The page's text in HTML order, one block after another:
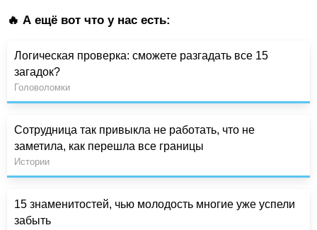
🔥 А ещё вот что у нас есть:
Логическая проверка: сможете разгадать все 15
загадок?
Головоломки
Сотрудница так привыкла не работать, что не
заметила, как перешла все границы
Истории
15 знаменитостей, чью молодость многие уже успели
забыть